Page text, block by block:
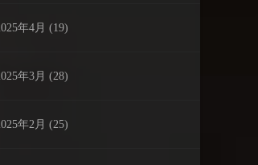
年4月 (19)
年3月 (28)
年2月 (25)